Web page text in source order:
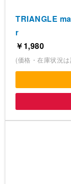
TRIANGLE
r
￥1,980
(価格・在庫状況